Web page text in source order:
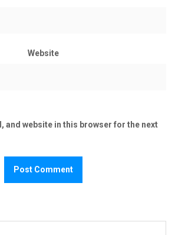
Website
and website in this browser for the next